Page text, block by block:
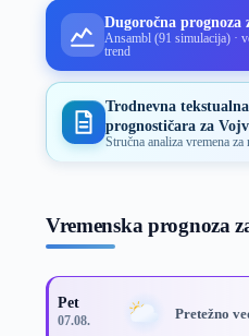
Dugoročna
Ansambl (91 simulacija) ·
trend
Trodnevna
prognostičara za
Stručna analiza vremena za
Vremenska prognoza
Pet
07.08. Pretežno